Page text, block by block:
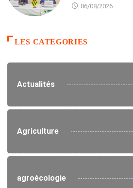
06/08/2026
LES CATEGORIES
Actualités
Agriculture
agroécologie